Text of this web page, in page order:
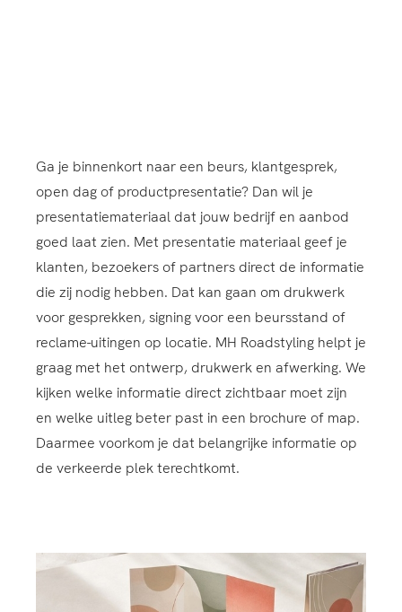
Ga je binnenkort naar een beurs, klantgesprek,
open dag of productpresentatie? Dan wil je
presentatiemateriaal dat jouw bedrijf en aanbod
goed laat zien. Met presentatie materiaal geef je
klanten, bezoekers of partners direct de informatie
die zij nodig hebben. Dat kan gaan om drukwerk
voor gesprekken, signing voor een beursstand of
reclame-uitingen op locatie. MH Roadstyling helpt je
graag met het ontwerp, drukwerk en afwerking. We
kijken welke informatie direct zichtbaar moet zijn
en welke uitleg beter past in een brochure of map.
Daarmee voorkom je dat belangrijke informatie op
de verkeerde plek terechtkomt.